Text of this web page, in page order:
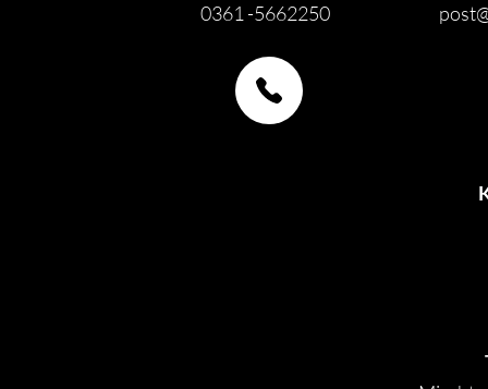
0361 -5662250